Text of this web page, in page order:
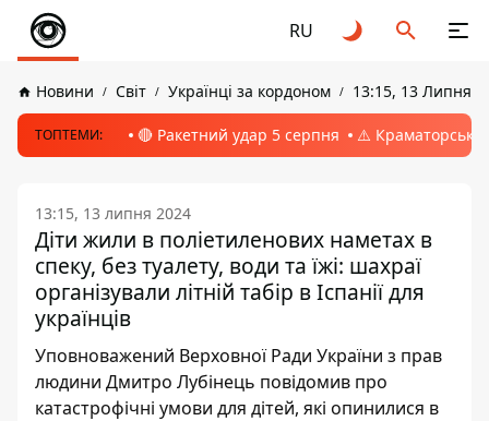
RU
Новини Світ Українці за кордоном 13:15, 13 Липня
ТОПТЕМИ: 🔴 Ракетний удар 5 серпня ⚠️ Краматорськ,
13:15, 13 липня 2024
Діти жили в поліетиленових наметах в
спеку, без туалету, води та їжі: шахраї
організували літній табір в Іспанії для
українців
Уповноважений Верховної Ради України з прав
людини Дмитро Лубінець повідомив про
катастрофічні умови для дітей, які опинилися в